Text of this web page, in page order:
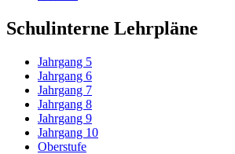
Schulinterne Lehrpläne
Jahrgang 5
Jahrgang 6
Jahrgang 7
Jahrgang 8
Jahrgang 9
Jahrgang 10
Oberstufe